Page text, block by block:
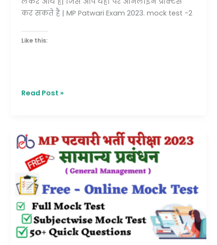
कर सकते है | MP Patwari Exam 2023. mock test -2
Like this:
Read Post »
MP
Patwari
2023
General
Managemant
50
Quiz
Questions
–
Mock